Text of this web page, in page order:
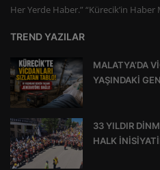
Her Yerde Haber.” “Kürecik’in Haber
TREND YAZILAR
MALATYA’DA
YAŞINDAKİ
33 YILDIR
HALK